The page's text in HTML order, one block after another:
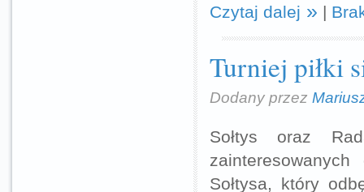
Czytaj dalej |
Turniej piłki
Dodany przez
Sołtys oraz
Sołtysa, który